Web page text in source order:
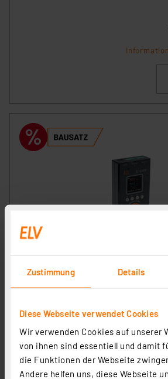
Zustimmung Details
Diese Webseite verwendet Cookies
Wir verwenden Cookies auf unserer
von ihnen sind essentiell und damit
die Funktionen der Webseite
Andere helfen uns, diese Webseite
Artikel-Nr. 142246